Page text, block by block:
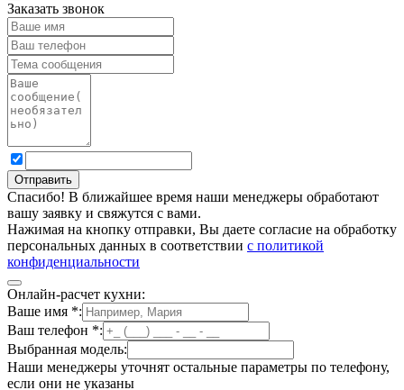
Заказать звонок
Спасибо! В ближайшее время наши менеджеры обработают
вашу заявку и свяжутся с вами.
Нажимая на кнопку отправки, Вы даете согласие на обработку
персональных данных в соответствии с политикой
конфиденциальности
Онлайн-расчет кухни:
Ваше имя *:
Ваш телефон *:
Выбранная модель:
Наши менеджеры уточнят остальные параметры по телефону,
если они не указаны